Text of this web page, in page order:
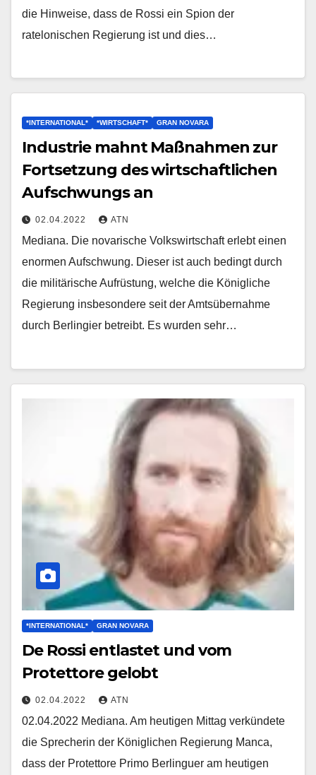
die Hinweise, dass de Rossi ein Spion der
ratelonischen Regierung ist und dies…
*INTERNATIONAL* *WIRTSCHAFT* GRAN NOVARA
Industrie mahnt Maßnahmen zur
Fortsetzung des wirtschaftlichen
Aufschwungs an
02.04.2022 ATN
Mediana. Die novarische Volkswirtschaft erlebt einen
enormen Aufschwung. Dieser ist auch bedingt durch
die militärische Aufrüstung, welche die Königliche
Regierung insbesondere seit der Amtsübernahme
durch Berlingier betreibt. Es wurden sehr…
*INTERNATIONAL* GRAN NOVARA
De Rossi entlastet und vom
Protettore gelobt
02.04.2022 ATN
02.04.2022 Mediana. Am heutigen Mittag verkündete
die Sprecherin der Königlichen Regierung Manca,
dass der Protettore Primo Berlinguer am heutigen